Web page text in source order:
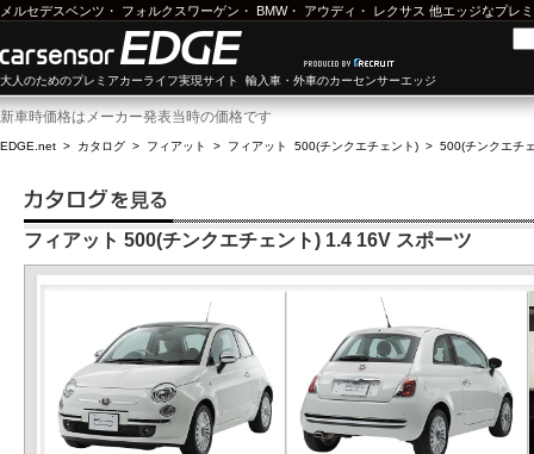
メルセデスベンツ ・ フォルクスワーゲン ・ BMW・ アウディ ・ レクサス 他エッジなプレ
大人のためのプレミアカーライフ実現サイト 輸入車・外車のカーセンサーエッジ
新車時価格はメーカー発表当時の価格です
EDGE.net > カタログ > フィアット > フィアット 500(チンクエチェント) > 500(チンクエチ
フィアット 500(チンクエチェント) 1.4 16V スポーツ